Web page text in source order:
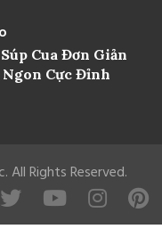
Cua Đơn Giản
Cực Đỉnh
Rights Reserved.